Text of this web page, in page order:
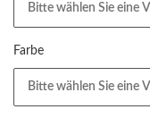
Bitte wählen Sie eine
Farbe
Bitte wählen Sie eine